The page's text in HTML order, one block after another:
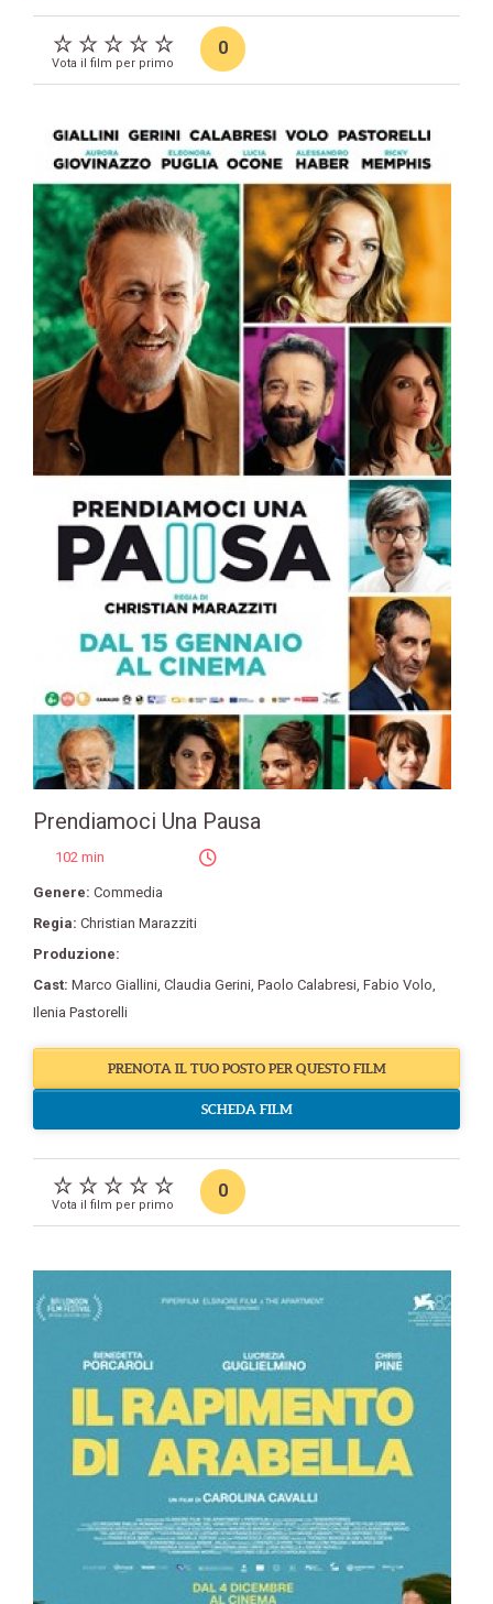
Vota il film per primo
0
Prendiamoci Una Pausa
102 min
Genere: Commedia
Regia: Christian Marazziti
Produzione:
Cast: Marco Giallini Claudia Gerini Paolo Calabresi Fabio Volo
Ilenia Pastorelli
PRENOTA IL TUO POSTO PER QUESTO FILM
SCHEDA FILM
Vota il film per primo
0